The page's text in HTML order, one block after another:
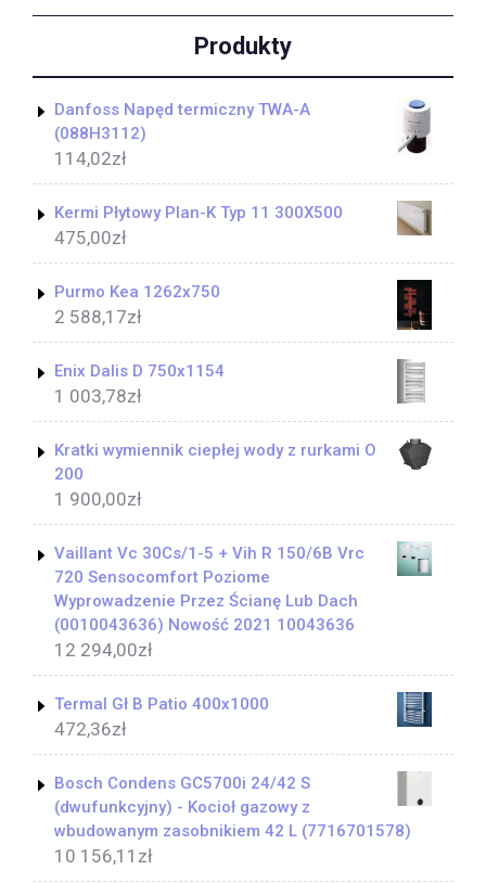
Produkty
Danfoss Napęd termiczny TWA-A
(088H3112)
114,02zł
Kermi Płytowy Plan-K Typ 11 300X500
475,00zł
Purmo Kea 1262x750
2 588,17zł
Enix Dalis D 750x1154
1 003,78zł
Kratki wymiennik ciepłej wody z rurkami O
200
1 900,00zł
Vaillant Vc 30Cs/1-5 + Vih R 150/6B Vrc
720 Sensocomfort Poziome
Wyprowadzenie Przez Ścianę Lub Dach
(0010043636) Nowość 2021 10043636
12 294,00zł
Termal Gł B Patio 400x1000
472,36zł
Bosch Condens GC5700i 24/42 S
(dwufunkcyjny) - Kocioł gazowy z
wbudowanym zasobnikiem 42 L (7716701578)
10 156,11 zł